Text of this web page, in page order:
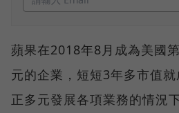
蘋果在2018年8月成為美國
元的企業，短短3年多市值
正多元發展各項業務的情況